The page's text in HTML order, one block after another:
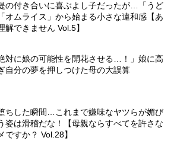
の付き合いに喜ぶよし子だったが…「うど
オムライス」から始まる小さな違和感【あ
解できません Vol.5】
対に娘の可能性を開花させる…！」娘に高
自分の夢を押しつけた母の大誤算
ちした瞬間…これまで嫌味なヤツらが媚び
姿は滑稽だな！【母親ならすべてを許さな
ですか？ Vol.28】